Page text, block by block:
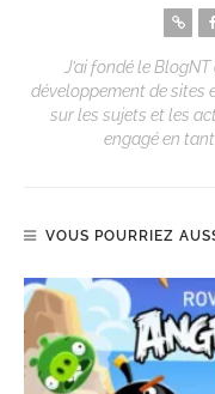
J’ai fondé le
développement de sites
sur les sujets et les
engagé en
VOUS POURRIEZ